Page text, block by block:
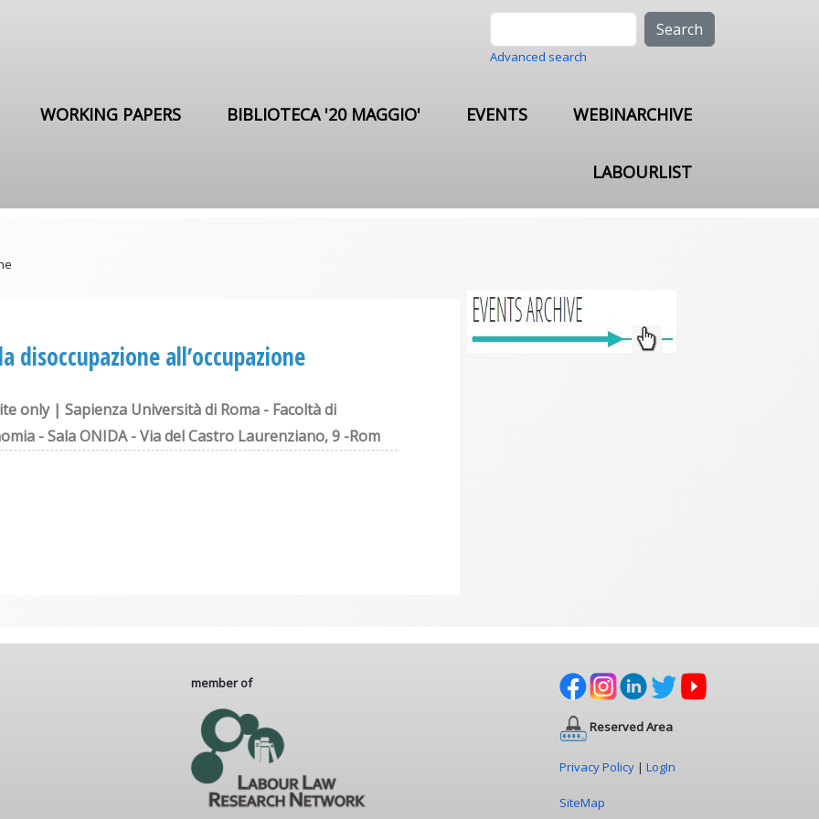
Advanced search
WORKING PAPERS BIBLIOTECA '20 MAGGIO' EVENTS WEBINARCHIVE
LABOURLIST
disoccupazione all’occupazione
only | Sapienza Università di Roma - Facoltà di
- Sala ONIDA - Via del Castro Laurenziano, 9 -Rom
member of
Reserved Area
Privacy Policy | LogIn
SiteMap